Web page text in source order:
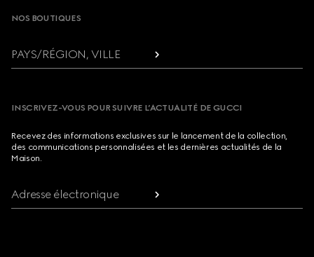
NOS BOUTIQUES
PAYS/RÉGION, VILLE
INSCRIVEZ-VOUS POUR SUIVRE L’ACTUALITÉ DE GUCCI
Recevez des informations exclusives sur le lancement de la collection,
des communications personnalisées et les dernières actualités de la
Maison.
Adresse électronique